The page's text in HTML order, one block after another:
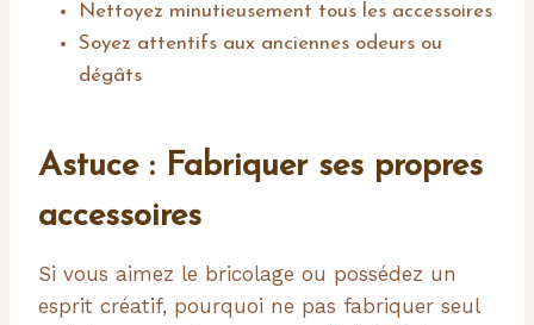
Nettoyez minutieusement tous les accessoires
Soyez attentifs aux anciennes odeurs ou
dégâts
Astuce : Fabriquer ses propres
accessoires
Si vous aimez le bricolage ou possédez un
esprit créatif, pourquoi ne pas fabriquer seul